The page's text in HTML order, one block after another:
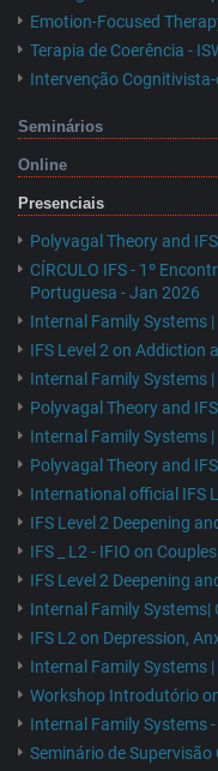
Emotion-Focused
Terapia de Coerência -
Intervenção
Seminários
Online
Presenciais
Polyvagal Theory and
CÍRCULO IFS - 1º
Portuguesa - Jan 2026
Internal Family Systems
IFS Level 2 on Addiction
Internal Family Systems
Polyvagal Theory and
Internal Family Systems
Polyvagal Theory and
International official IFS
IFS Level 2 Deepening
IFS _ L2 - IFIO on
IFS Level 2 Deepening
Internal Family Systems|
IFS L2 on Depression,
Internal Family Systems
Workshop Introdutório
Internal Family Systems
Seminário de Supervisão